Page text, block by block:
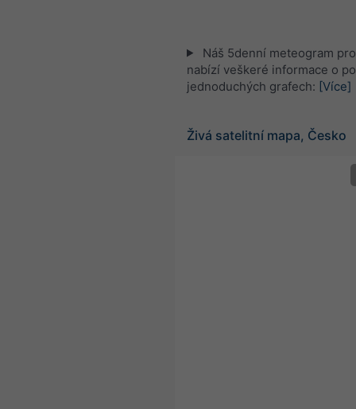
Náš 5denní meteogram
nabízí veškeré informace o
jednoduchých grafech: [Více]
Živá satelitní mapa, Česko